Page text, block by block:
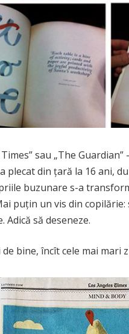
sau „The
plecat din țară la 16 ani,
buzunare s-a
puțin un vis din
să deseneze.
bine, încît cele mai mari